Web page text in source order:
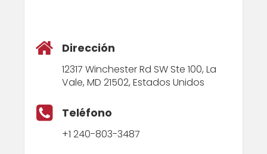
Dirección
12317 Winchester Rd SW Ste 100, La
Vale, MD 21502, Estados Unidos
Teléfono
+1 240-803-3487